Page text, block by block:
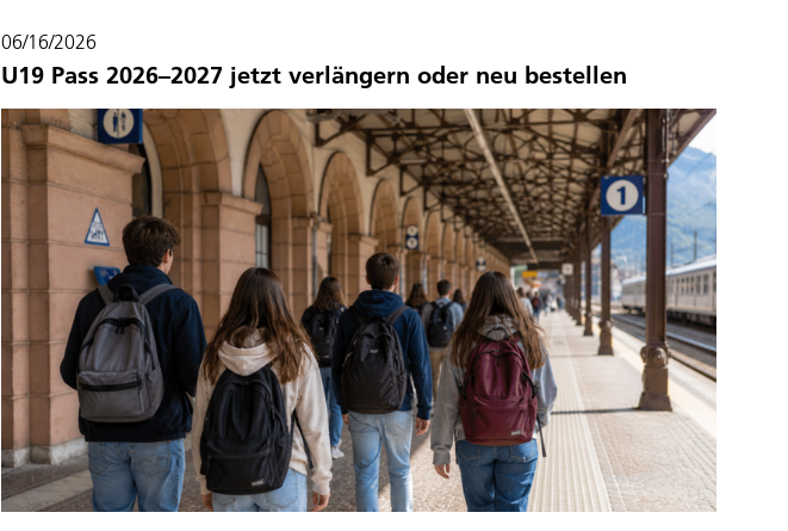
06/16/2026
U19 Pass 2026–2027 jetzt verlängern oder neu bestellen